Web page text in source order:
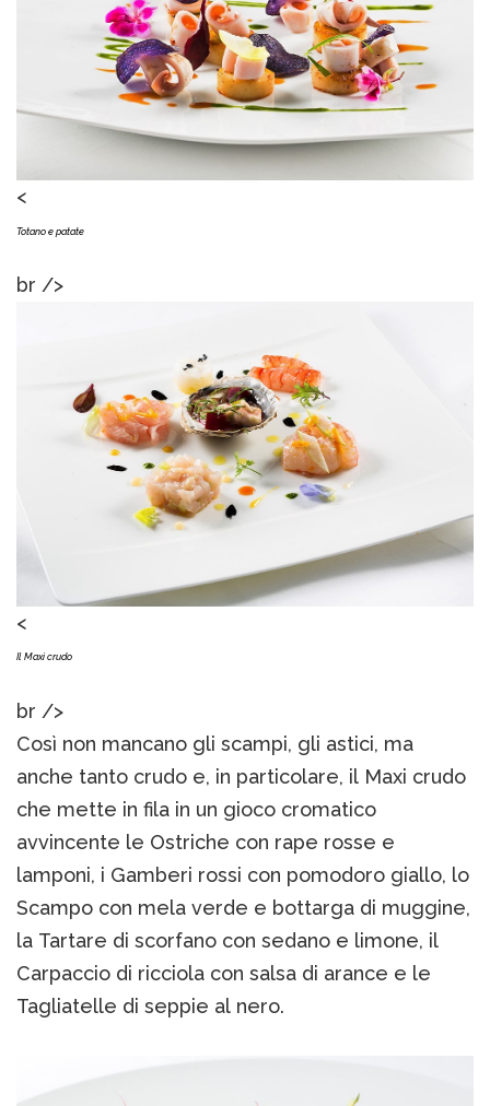
<
Totano e patate
br />
<
Il Maxi crudo
br />
Così non mancano gli scampi, gli astici, ma
anche tanto crudo e, in particolare, il Maxi crudo
che mette in fila in un gioco cromatico
avvincente le Ostriche con rape rosse e
lamponi, i Gamberi rossi con pomodoro giallo, lo
Scampo con mela verde e bottarga di muggine,
la Tartare di scorfano con sedano e limone, il
Carpaccio di ricciola con salsa di arance e le
Tagliatelle di seppie al nero.